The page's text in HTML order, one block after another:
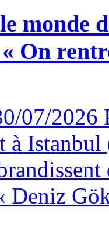
monde
On
07/2026
à
Deniz